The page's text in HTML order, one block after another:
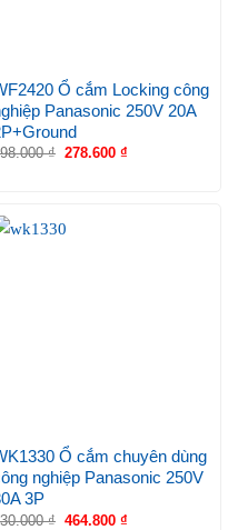
Ổ cắm Locking công
Panasonic 250V 20A
₫ 278.600 ₫
Ổ cắm chuyên dùng
nghiệp Panasonic 250V
3P
₫ 464.800 ₫